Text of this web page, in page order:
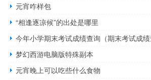
元宵咋样包
“相逢逐凉候”的出处是哪里
今年小学期末考试成绩查询（期末考试成绩
梦幻西游电脑版特殊副本
元宵晚上可以吃些什么食物